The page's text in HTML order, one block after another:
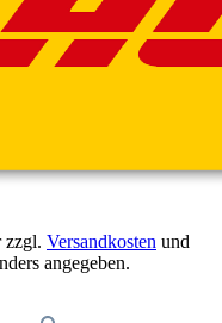
zzgl. Versandkosten und
angegeben.